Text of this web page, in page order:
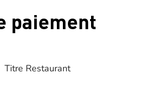
paiement
Titre Restaurant